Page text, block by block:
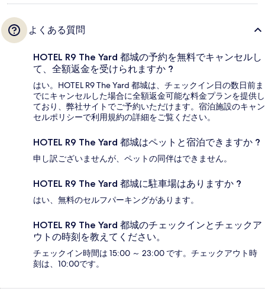
よくある質問
HOTEL R9 The Yard 都城の予約を無料でキャンセルし
て、全額返金を受けられますか ?
はい。HOTEL R9 The Yard 都城は、チェックイン日の数日前ま
でにキャンセルした場合に全額返金可能な料金プランを提供し
ており、弊社サイトでご予約いただけます。宿泊施設のキャン
セルポリシーで利用規約の詳細をご覧ください。
HOTEL R9 The Yard 都城はペットと宿泊できますか ?
申し訳ございませんが、ペットの同伴はできません。
HOTEL R9 The Yard 都城に駐車場はありますか ?
はい、無料のセルフパーキングがあります。
HOTEL R9 The Yard 都城のチェックインとチェックア
ウトの時刻を教えてください。
チェックイン時間は 15:00 ～ 23:00 です。チェックアウト時
刻は、10:00です。